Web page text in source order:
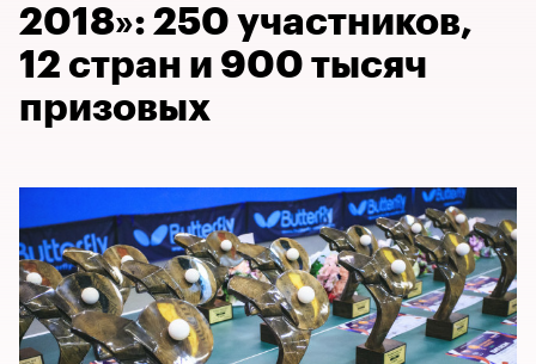
2018»: 250 участников,
12 стран и 900 тысяч
призовых